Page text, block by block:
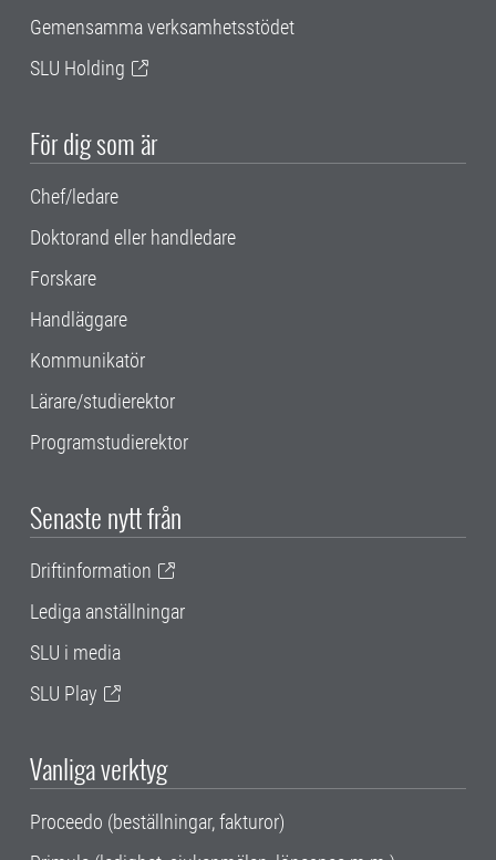
Gemensamma verksamhetsstödet
SLU Holding
För dig som är
Chef/ledare
Doktorand eller handledare
Forskare
Handläggare
Kommunikatör
Lärare/studierektor
Programstudierektor
Senaste nytt från
Driftinformation
Lediga anställningar
SLU i media
SLU Play
Vanliga verktyg
Proceedo (beställningar, fakturor)